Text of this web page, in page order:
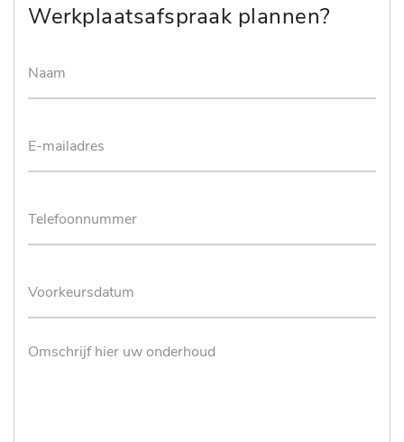
Werkplaatsafspraak plannen?